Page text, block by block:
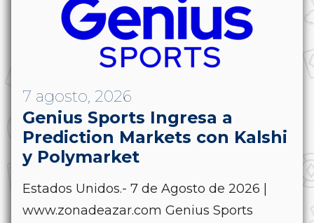
7 agosto, 2026
Genius Sports Ingresa a
Prediction Markets con Kalshi
y Polymarket
Estados Unidos.- 7 de Agosto de 2026 |
www.zonadeazar.com Genius Sports